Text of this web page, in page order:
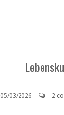
05/03/2026 2